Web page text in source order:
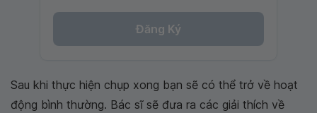
Đăng Ký
Sau khi thực hiện chụp xong bạn sẽ có thể trở về hoạt
động bình thường. Bác sĩ sẽ đưa ra các giải thích về